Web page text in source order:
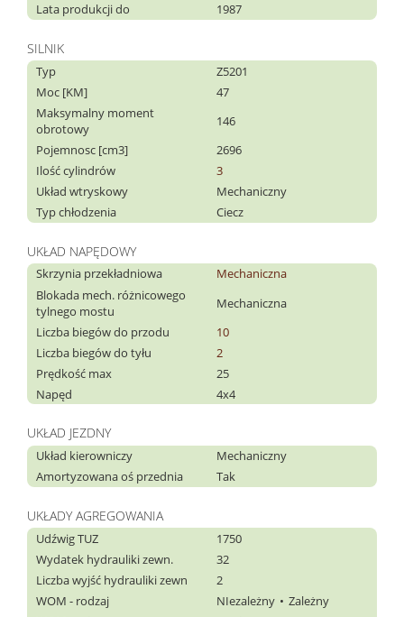
Lata produkcji do
1987
SILNIK
Typ
Z5201
Moc [KM]
47
Maksymalny moment
obrotowy
146
Pojemnosc [cm3]
2696
Ilość cylindrów
3
Układ wtryskowy
Mechaniczny
Typ chłodzenia
Ciecz
UKŁAD NAPĘDOWY
Skrzynia przekładniowa
Mechaniczna
Blokada mech. różnicowego
tylnego mostu
Mechaniczna
Liczba biegów do przodu
10
Liczba biegów do tyłu
2
Prędkość max
25
Napęd
4x4
UKŁAD JEZDNY
Układ kierowniczy
Mechaniczny
Amortyzowana oś przednia
Tak
UKŁADY AGREGOWANIA
Udźwig TUZ
1750
Wydatek hydrauliki zewn.
32
Liczba wyjść hydrauliki zewn
2
WOM - rodzaj
NIezależny
Zależny